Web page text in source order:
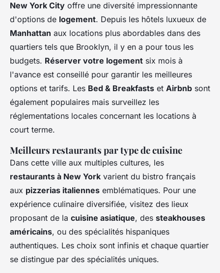
New York City offre une diversité impressionnante
d'options de logement. Depuis les hôtels luxueux de
Manhattan aux locations plus abordables dans des
quartiers tels que Brooklyn, il y en a pour tous les
budgets. Réserver votre logement six mois à
l'avance est conseillé pour garantir les meilleures
options et tarifs. Les Bed & Breakfasts et Airbnb sont
également populaires mais surveillez les
réglementations locales concernant les locations à
court terme.
Meilleurs restaurants par type de cuisine
Dans cette ville aux multiples cultures, les
restaurants à New York varient du bistro français
aux pizzerias italiennes emblématiques. Pour une
expérience culinaire diversifiée, visitez des lieux
proposant de la cuisine asiatique, des steakhouses
américains, ou des spécialités hispaniques
authentiques. Les choix sont infinis et chaque quartier
se distingue par des spécialités uniques.